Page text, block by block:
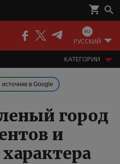
РУССКИЙ
КАТЕГОРИИ
в Google
город
и